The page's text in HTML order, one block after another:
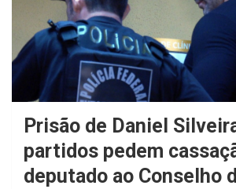
Prisão de Daniel
partidos pedem
deputado ao Conselho